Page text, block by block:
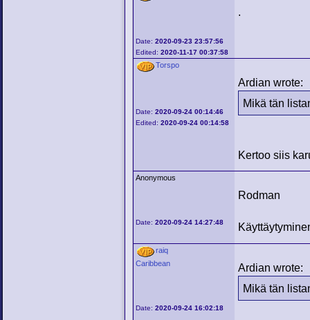
Date:2020-09-23 23:57:56
Edited:2020-11-17 00:37:58
.
Torspo
Date:2020-09-24 00:14:46
Edited:2020-09-24 00:14:58
Ardian wrote:
Mikä tän
Kertoo siis
Anonymous
Date:2020-09-24 14:27:48
Rodman
raiq
Caribbean
Date:2020-09-24 16:02:18
Ardian wrote:
Mikä tän